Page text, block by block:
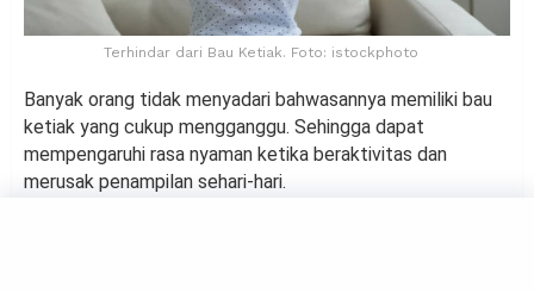
Terhindar dari Bau Ketiak. Foto: istockphoto
Banyak orang tidak menyadari bahwasannya memiliki bau
ketiak yang cukup mengganggu. Sehingga dapat
mempengaruhi rasa nyaman ketika beraktivitas dan
merusak penampilan sehari-hari.